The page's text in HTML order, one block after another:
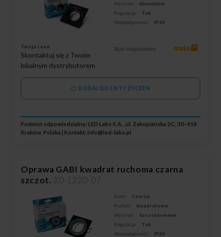
Materiał:
Aluminium
Regulacja:
Tak
Wodoodporność:
IP20
Twoja cena:
Skontaktuj się z Twoim
lokalnym dystrybutorem
Stan magazynowy: mało
DODAJ DO LISTY ŻYCZEŃ
Podmiot odpowiedzialny: LED Labs S.A., ul. Zakopiańska 2C, 30-418
Kraków, Polska | Kontakt: info@led-labs.pl
Oprawa GABI kwadrat ruchoma czarna
szczot. 20-1220-07
Kolor:
Czarna
Kształt:
kwadratowa
Materiał:
Szczotkowane
Regulacja:
Tak
Wodoodporność:
IP20